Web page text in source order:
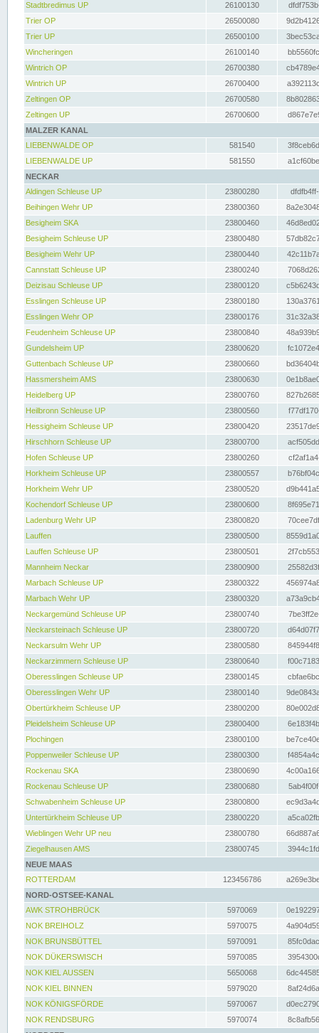
Stadtbredimus UP
26100130
Trier OP
26500080
Trier UP
26500100
Wincheringen
26100140
Wintrich OP
26700380
Wintrich UP
26700400
Zeltingen OP
26700580
Zeltingen UP
26700600
MALZER KANAL
LIEBENWALDE OP
581540
LIEBENWALDE UP
581550
NECKAR
Aldingen Schleuse UP
23800280
Beihingen Wehr UP
23800360
Besigheim SKA
23800460
Besigheim Schleuse UP
23800480
Besigheim Wehr UP
23800440
Cannstatt Schleuse UP
23800240
Deizisau Schleuse UP
23800120
Esslingen Schleuse UP
23800180
Esslingen Wehr OP
23800176
Feudenheim Schleuse UP
23800840
Gundelsheim UP
23800620
Guttenbach Schleuse UP
23800660
Hassmersheim AMS
23800630
Heidelberg UP
23800760
Heilbronn Schleuse UP
23800560
Hessigheim Schleuse UP
23800420
Hirschhorn Schleuse UP
23800700
Hofen Schleuse UP
23800260
Horkheim Schleuse UP
23800557
Horkheim Wehr UP
23800520
Kochendorf Schleuse UP
23800600
Ladenburg Wehr UP
23800820
Lauffen
23800500
Lauffen Schleuse UP
23800501
Mannheim Neckar
23800900
Marbach Schleuse UP
23800322
Marbach Wehr UP
23800320
Neckargemünd Schleuse UP
23800740
Neckarsteinach Schleuse UP
23800720
Neckarsulm Wehr UP
23800580
Neckarzimmern Schleuse UP
23800640
Oberesslingen Schleuse UP
23800145
Oberesslingen Wehr UP
23800140
Obertürkheim Schleuse UP
23800200
Pleidelsheim Schleuse UP
23800400
Plochingen
23800100
Poppenweiler Schleuse UP
23800300
Rockenau SKA
23800690
Rockenau Schleuse UP
23800680
Schwabenheim Schleuse UP
23800800
Untertürkheim Schleuse UP
23800220
Wieblingen Wehr UP neu
23800780
Ziegelhausen AMS
23800745
NEUE MAAS
ROTTERDAM
123456786
NORD-OSTSEE-KANAL
AWK STROHBRÜCK
5970069
NOK BREIHOLZ
5970075
NOK BRUNSBÜTTEL
5970091
NOK DÜKERSWISCH
5970085
NOK KIEL AUSSEN
5650068
NOK KIEL BINNEN
5979020
NOK KÖNIGSFÖRDE
5970067
NOK RENDSBURG
5970074